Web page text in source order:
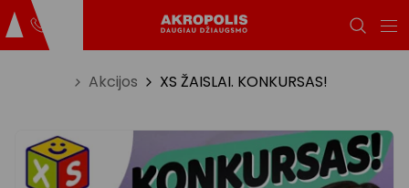
Akcijos XS ŽAISLAI. KONKURSAS!